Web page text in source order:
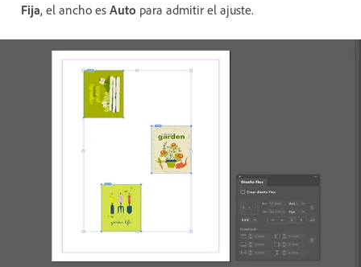
Fija, el ancho es Auto para admitir el ajuste.